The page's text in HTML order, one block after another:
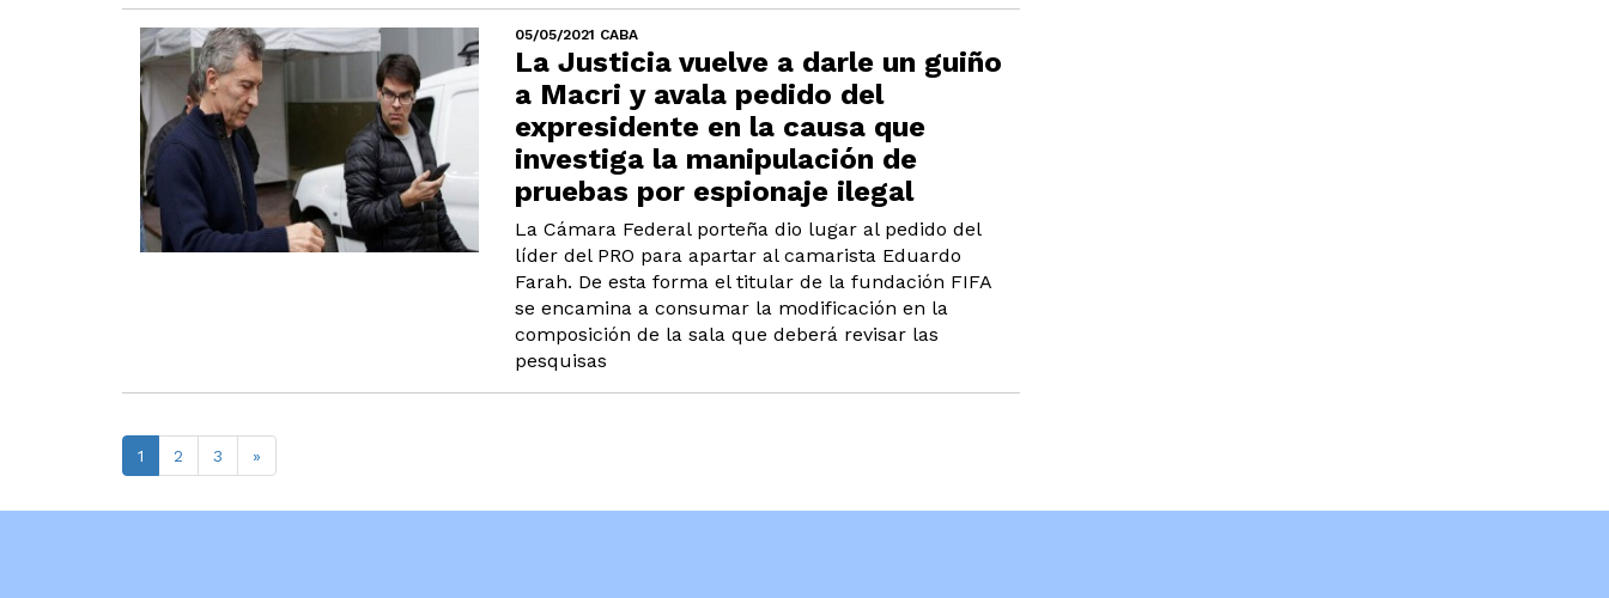
05/05/2021 CABA
La Justicia vuelve a darle un guiño
a Macri y avala pedido del
expresidente en la causa que
investiga la manipulación de
pruebas por espionaje ilegal
La Cámara Federal porteña dio lugar al pedido del
líder del PRO para apartar al camarista Eduardo
Farah. De esta forma el titular de la fundación FIFA
se encamina a consumar la modificación en la
composición de la sala que deberá revisar las
pesquisas
1 2 3 »